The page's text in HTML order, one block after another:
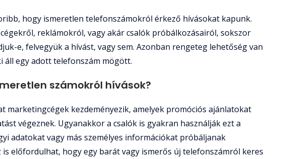
hogy ismeretlen telefonszámokról érkező hívásokat kapunk.
reklámokról, vagy akár csalók próbálkozásairól, sokszor
e, felvegyük a hívást, vagy sem. Azonban rengeteg lehetőség van
áll egy adott telefonszám mögött.
számokról hívások?
marketingcégek kezdeményezik, amelyek promóciós ajánlatokat
végeznek. Ugyanakkor a csalók is gyakran használják ezt a
adatokat vagy más személyes információkat próbáljanak
is előfordulhat, hogy egy barát vagy ismerős új telefonszámról keres